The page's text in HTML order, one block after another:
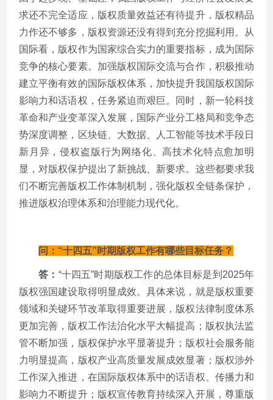
求还不完全适应，版权质量效益还有待提升，版权精品
力作还不够多，版权资源还没有得到充分挖掘利用。从
国际看，版权作为国家综合实力的重要指标，成为国际
竞争的核心要素。加强版权国际交流与合作，积极推动
建立平衡有效的国际版权体系，加快提升我国版权国际
影响力和话语权，任务紧迫而艰巨。同时，新一轮科技
革命和产业变革深入发展，国际产业分工格局和竞争态
势深度调整，区块链、大数据、人工智能等技术手段日
新月异，侵权盗版行为网络化、高技术化特点愈加明
显，对版权保护提出了新挑战、新要求。这些都要求我
们不断完善版权工作体制机制，强化版权全链条保护，
推进版权治理体系和治理能力现代化。
问：“十四五”时期版权工作有哪些目标任务？
答： “十四五”时期版权工作的总体目标是到 2025年
版权强国建设取得明显成效。具体来说，就是版权重要
领域和关键环节改革取得重要进展，版权法律制度体系
更加完善，版权工作法治化水平大幅提高；版权执法监
管不断加强，版权保护水平显著提升；版权社会服务能
力明显提高，版权产业高质量发展成效显著；版权涉外
工作深入推进，在国际版权体系中的话语权、传播力和
影响力不断提升；版权宣传教育持续深入开展，尊重版